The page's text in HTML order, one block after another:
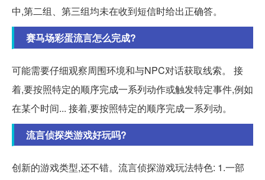
中,第二组、第三组均未在收到短信时给出正确答。
赛马场彩蛋流言怎么完成?
可能需要仔细观察周围环境和与NPC对话获取线索。 接
着,要按照特定的顺序完成一系列动作或触发特定事件,例如
在某个时间... 接着,要按照特定的顺序完成一系列动。
流言侦探类游戏好玩吗?
创新的游戏类型,还不错。流言侦探游戏玩法特色: 1.一部